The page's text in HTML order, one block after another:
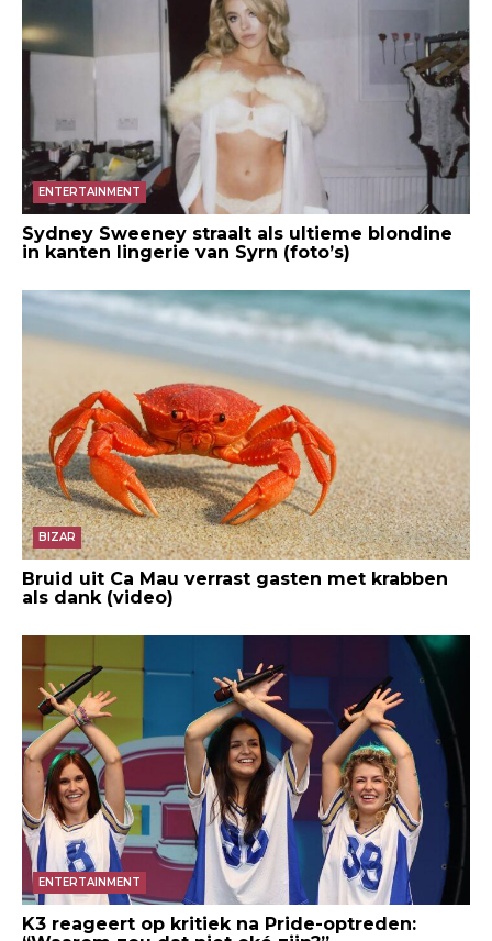
ENTERTAINMENT
Sydney Sweeney straalt als ultieme blondine
in kanten lingerie van Syrn (foto’s)
BIZAR
Bruid uit Ca Mau verrast gasten met krabben
als dank (video)
ENTERTAINMENT
K3 reageert op kritiek na Pride-optreden: